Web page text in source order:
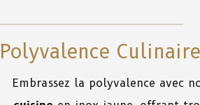
Polyvalence
Embrassez la polyvalence avec